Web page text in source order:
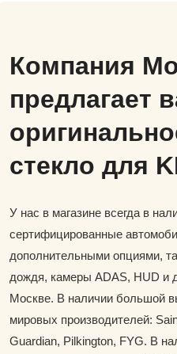
Компания
предлагает
стекло для
У нас в магазине всегда в
сертифицированные
дополнительными опциями,
дождя, камеры ADAS, HUD и
Москве. В наличии большой
мировых производителей:
Guardian, Pilkington, FYG. В